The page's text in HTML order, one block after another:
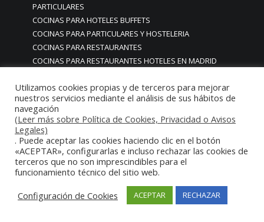
PARTICULARES
COCINAS PARA HOTELES BUFFETS
COCINAS PARA PARTICULARES Y HOSTELERIA
COCINAS PARA RESTAURANTES
COCINAS PARA RESTAURANTES HOTELES EN MADRID
COCINAS PARA TERRAZAS EN MADRID ESPAÑA
COCINAS PREMIUM GAMA ALTA EN MADRID
COCINAS PREMIUM LUJO PARA RESTAURANTES
RESTAURACIÓN MADRID
COCINAS PREMIUM MADRID
COCINAS PREMIUM PROFESIONALES MADRID
COCINAS PROFESIONALES
REVESTIMIENTOS • ESTRUCTURAS • ELEMENTOS
Utilizamos cookies propias y de terceros para mejorar
nuestros servicios mediante el análisis de sus hábitos de
navegación
(Leer más sobre Política de Cookies, Privacidad o Avisos
Legales)
. Puede aceptar las cookies haciendo clic en el botón
«ACEPTAR», configurarlas e incluso rechazar las cookies de
terceros que no son imprescindibles para el
funcionamiento técnico del sitio web.
Configuración de Cookies
ACEPTAR RECHAZAR